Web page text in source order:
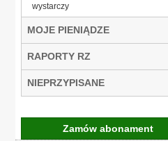
wystarczy
MOJE PIENIĄDZE
RAPORTY RZ
NIEPRZYPISANE
Zamów abonament